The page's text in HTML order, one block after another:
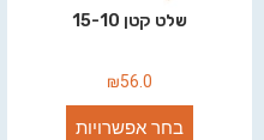
שלט קטן 15-10
₪56.0
בחר אפשרויות